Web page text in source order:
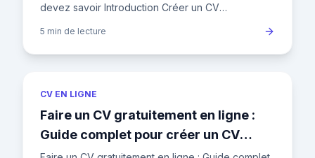
devez savoir Introduction Créer un CV
est plus facile que jamais
5 min de lecture
CV EN LIGNE
Faire un CV gratuitement en ligne :
Guide complet pour créer un CV
professionnel